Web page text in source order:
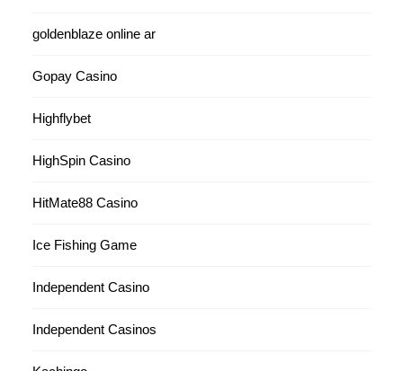
goldenblaze online ar
Gopay Casino
Highflybet
HighSpin Casino
HitMate88 Casino
Ice Fishing Game
Independent Casino
Independent Casinos